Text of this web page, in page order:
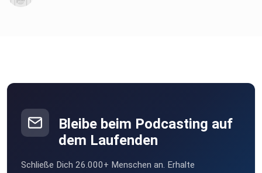
Bleibe beim Podcasting auf
dem Laufenden
Schließe Dich 26.000+ Menschen an. Erhalte